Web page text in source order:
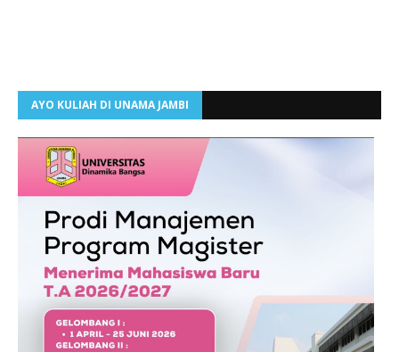
AYO KULIAH DI UNAMA JAMBI